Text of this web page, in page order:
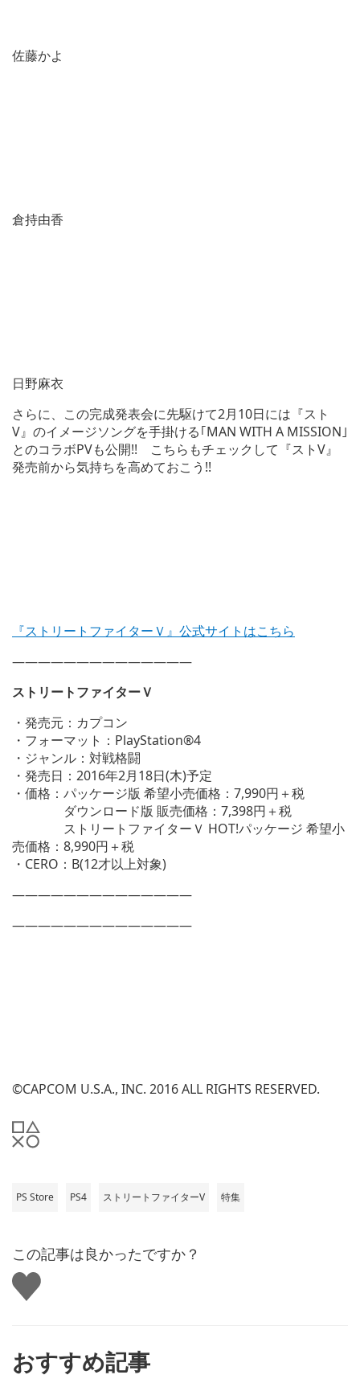
佐藤かよ
倉持由香
日野麻衣
さらに、この完成発表会に先駆けて2月10日には『スト
V』のイメージソングを手掛ける｢MAN WITH A MISSION｣
とのコラボPVも公開!! こちらもチェックして『ストV』
発売前から気持ちを高めておこう!!
『ストリートファイターＶ』公式サイトはこちら
——————————————
ストリートファイターＶ
・発売元：カプコン
・フォーマット：PlayStation®4
・ジャンル：対戦格闘
・発売日：2016年2月18日(木)予定
・価格：パッケージ版 希望小売価格：7,990円＋税
ダウンロード版 販売価格：7,398円＋税
ストリートファイターＶ HOT!パッケージ 希望小
売価格：8,990円＋税
・CERO：B(12才以上対象)
——————————————
——————————————
©CAPCOM U.S.A., INC. 2016 ALL RIGHTS RESERVED.
PS Store PS4 ストリートファイターV 特集
この記事は良かったですか？
い
い
おすすめ記事